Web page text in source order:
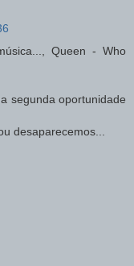
Queen - Who
segunda oportunidade
desaparecemos...